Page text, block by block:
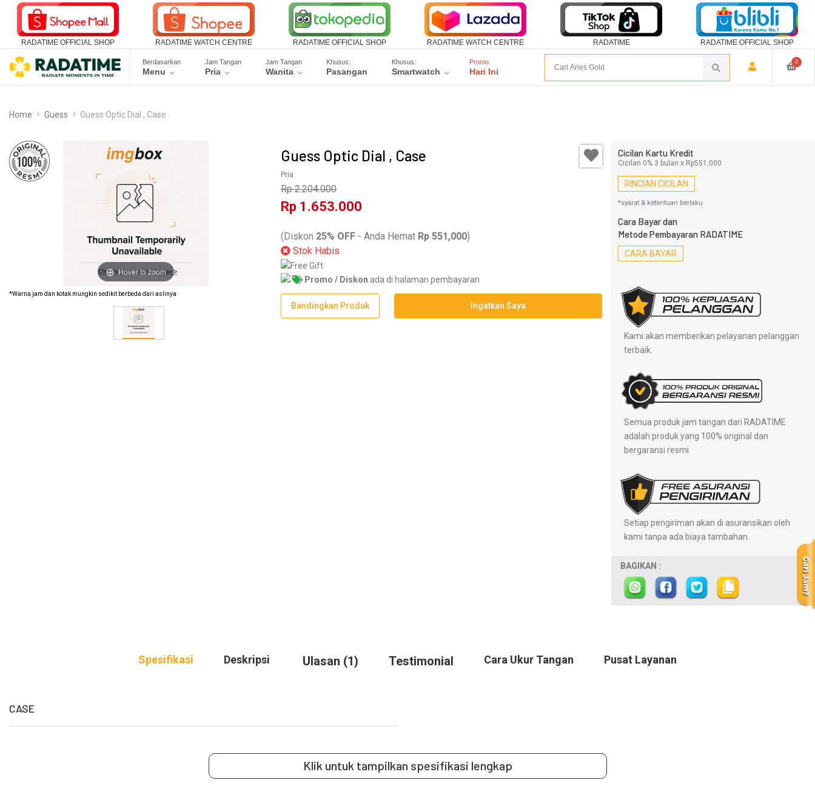
RADATIME OFFICIAL SHOP RADATIME WATCH CENTRE RADATIME OFFICIAL SHOP RADATIME WATCH CENTRE RADATIME RADATIME OFFICIAL SHOP
Berdasarkan
Menu
Jam Tangan
Pria
Jam Tangan
Wanita
Khusus:
Pasangan
Khusus:
Smartwatch
Promo
Hari Ini
0
Home Guess Guess Optic Dial , Case
Hover to zoom
*Warna jam dan kotak mungkin sedikit berbeda dari aslinya
Guess Optic Dial , Case
Pria
Rp 2.204.000
Rp 1.653.000
(Diskon 25% OFF - Anda Hemat Rp 551,000)
Stok Habis
Promo / Diskon ada di halaman pembayaran
Bandingkan Produk Ingatkan Saya
Cicilan Kartu Kredit
Cicilan 0% 3 bulan x Rp551,000
RINCIAN CICILAN
*syarat & ketentuan berlaku
Cara Bayar dan
Metode Pembayaran RADATIME
CARA BAYAR
Kami akan memberikan pelayanan pelanggan
terbaik.
Semua produk jam tangan dari RADATIME
adalah produk yang 100% original dan
bergaransi resmi.
Setiap pengiriman akan di asuransikan oleh
kami tanpa ada biaya tambahan.
BAGIKAN :
Spesifikasi Deskripsi Ulasan (1) Testimonial Cara Ukur Tangan Pusat Layanan
CASE
Klik untuk tampilkan spesifikasi lengkap